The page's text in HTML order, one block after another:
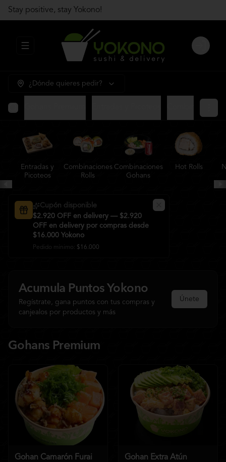
Stay positive, stay Yokono!
Abrir menu de navegación Login
¿Dónde quieres pedir?
Entradas y
Picoteos
Combinaciones
Rolls
Combinaciones
Gohans
Hot Rolls
Cupón disponible
$2.920 OFF en delivery — $2.920
OFF en delivery por compras desde
$16.000 Yokono
Pedido mínimo: $16.000
Acumula Puntos Yokono
Regístrate, gana puntos con tus compras y
canjealos por productos y más
Únete
Gohans Premium
Gohan Camarón Furai
Gohan Extra Atún